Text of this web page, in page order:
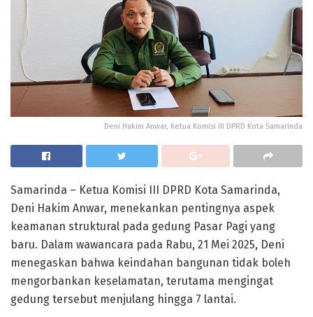
Deni Hakim Anwar, Ketua Komisi III DPRD Kota Samarinda
Samarinda – Ketua Komisi III DPRD Kota Samarinda,
Deni Hakim Anwar, menekankan pentingnya aspek
keamanan struktural pada gedung Pasar Pagi yang
baru. Dalam wawancara pada Rabu, 21 Mei 2025, Deni
menegaskan bahwa keindahan bangunan tidak boleh
mengorbankan keselamatan, terutama mengingat
gedung tersebut menjulang hingga 7 lantai.